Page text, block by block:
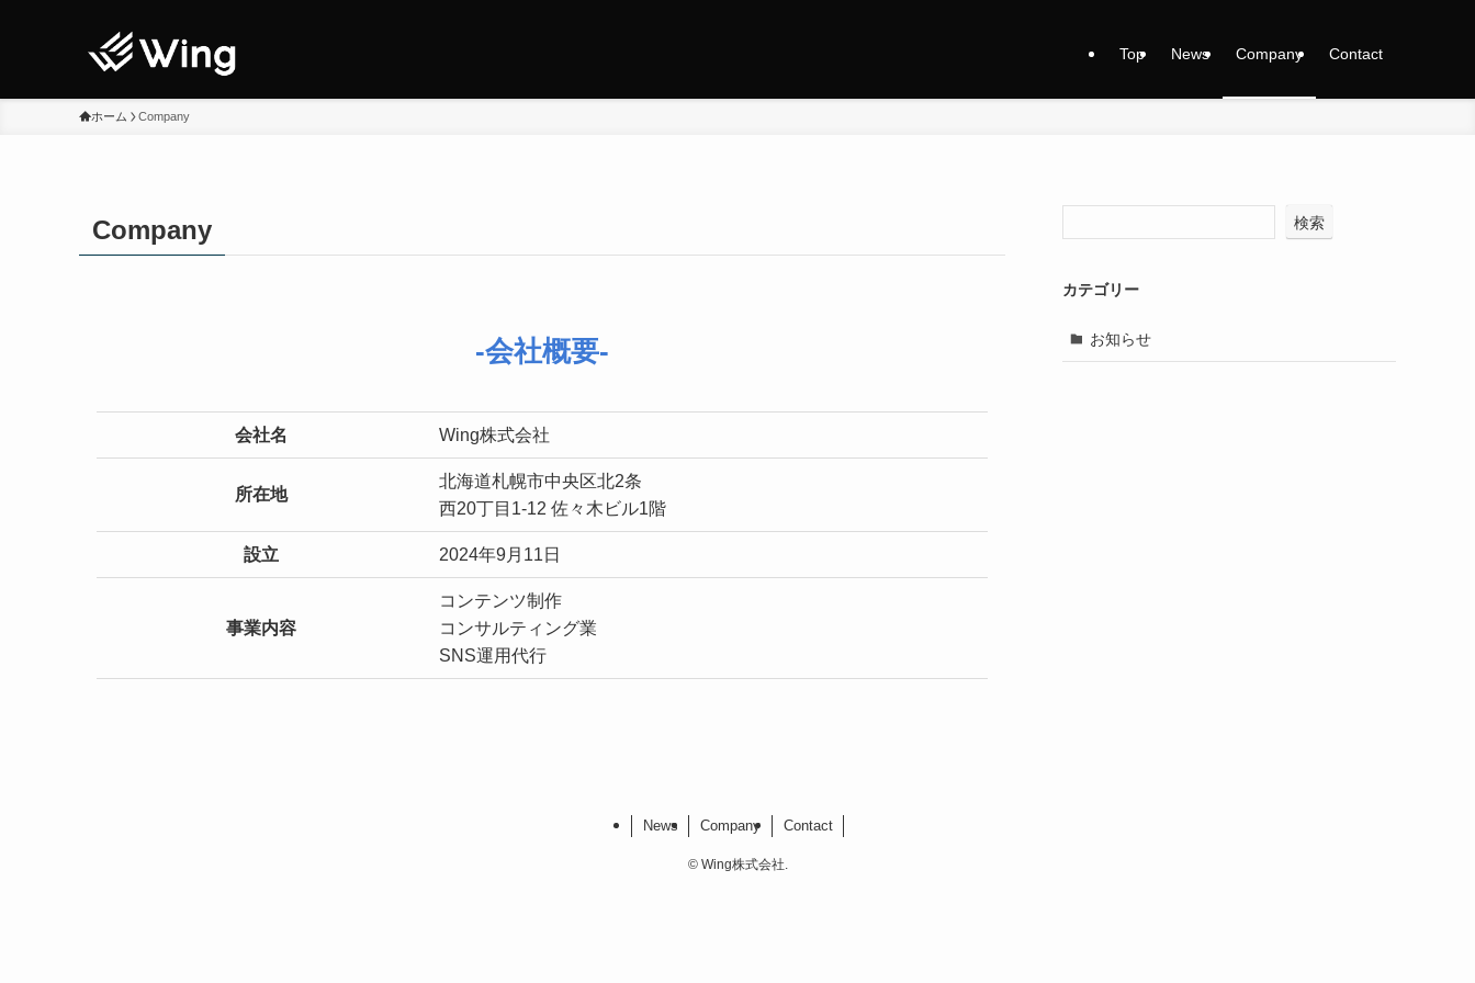
Top News Company Contact
ホーム Company
Company
-会社概要-
会社名 Wing株式会社
所在地
北海道札幌市中央区北2条
西20丁目1-12 佐々木ビル1階
設立 2024年9月11日
事業内容
コンテンツ制作
コンサルティング業
SNS運用代行
検索
カテゴリー
お知らせ
News Company Contact
©Wing株式会社.